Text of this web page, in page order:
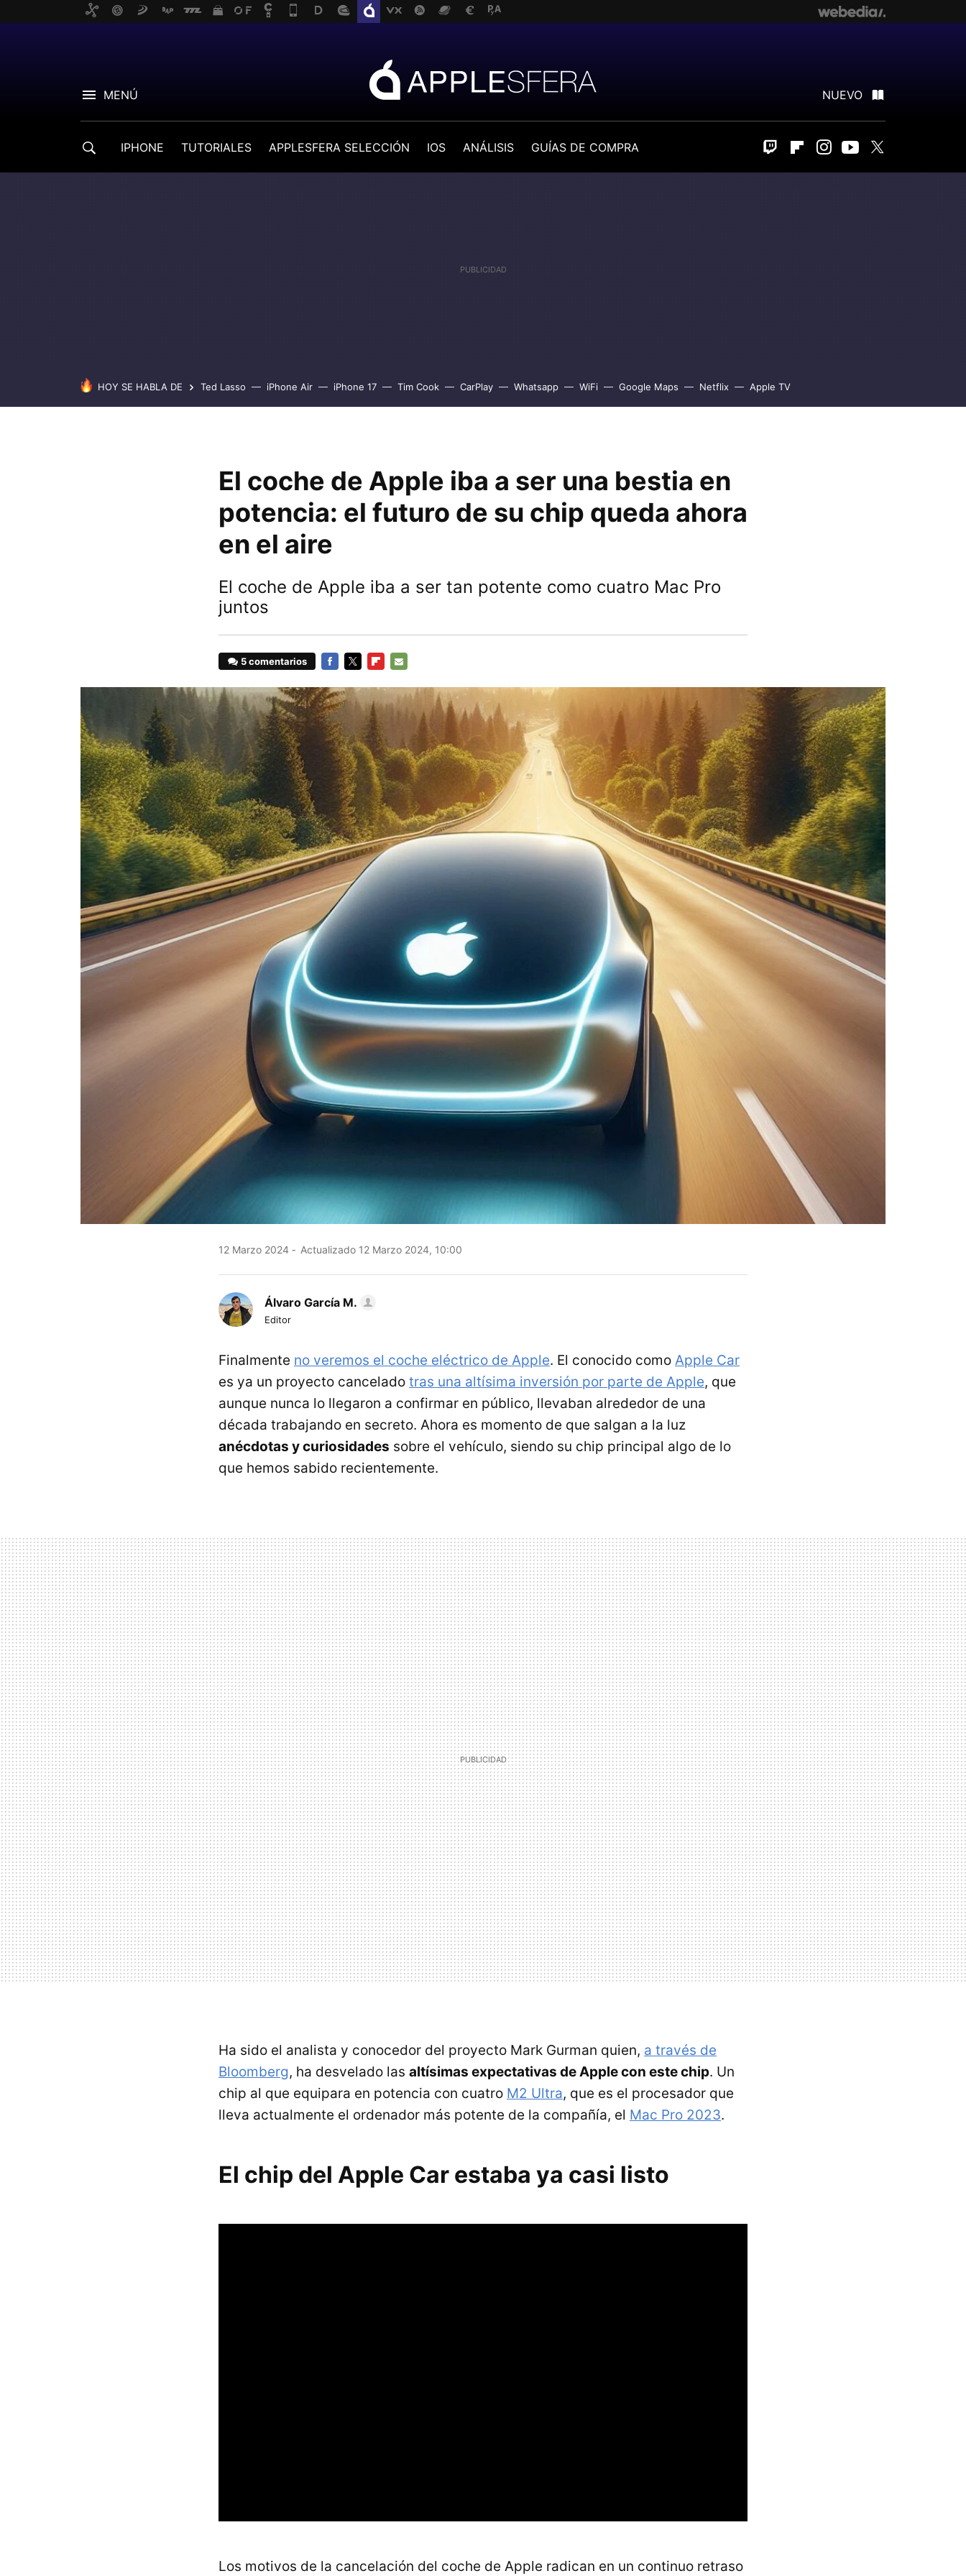
MENÚ NUEVO
IPHONE TUTORIALES APPLESFERA SELECCIÓN IOS ANÁLISIS GUÍAS DE COMPRA Twitch FlipboardInstagram
Youtube
HOY SE HABLA DE Ted Lasso iPhone Air iPhone 17 Tim Cook CarPlay Whatsapp WiFi Google Maps Netflix Apple TV
El coche de Apple iba a ser una bestia en
potencia: el futuro de su chip queda ahora
en el aire
El coche de Apple iba a ser tan potente como cuatro Mac Pro
juntos
5 comentarios
MAIL
12 Marzo 2024 Actualizado 12 Marzo 2024, 10:00
Álvaro García M.
Editor
Finalmente no veremos el coche eléctrico de Apple. El conocido como Apple Car
es ya un proyecto cancelado tras una altísima inversión por parte de Apple, que
aunque nunca lo llegaron a confirmar en público, llevaban alrededor de una
década trabajando en secreto. Ahora es momento de que salgan a la luz
anécdotas y curiosidades sobre el vehículo, siendo su chip principal algo de lo
que hemos sabido recientemente.
Ha sido el analista y conocedor del proyecto Mark Gurman quien, a través de
Bloomberg, ha desvelado las altísimas expectativas de Apple con este chip. Un
chip al que equipara en potencia con cuatro M2 Ultra, que es el procesador que
lleva actualmente el ordenador más potente de la compañía, el Mac Pro 2023.
El chip del Apple Car estaba ya casi listo
Los motivos de la cancelación del coche de Apple radican en un continuo retraso